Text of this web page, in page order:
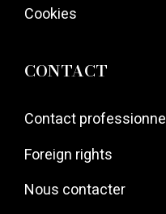
Cookies
CONTACT
Contact professionnel
Foreign rights
Nous contacter